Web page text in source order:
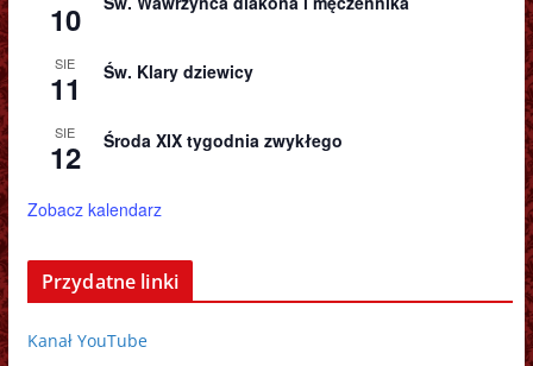
10
SIE
11 Św. Klary dziewicy
SIE
12 Środa XIX tygodnia zwykłego
Zobacz kalendarz
Przydatne linki
Kanał YouTube